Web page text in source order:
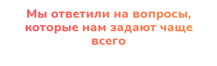
1210 руб.
Заказать
Мы ответили на вопросы,
которые нам задают чаще
всего